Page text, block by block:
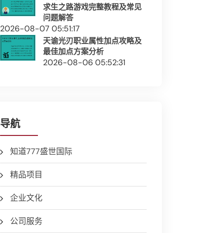
求生之路游戏完整教程及常见
问题解答
2026-08-07 05:51:17
天谕光刃职业属性加点攻略及
最佳加点方案分析
2026-08-06 05:52:31
导航
知道777盛世国际
精品项目
企业文化
公司服务